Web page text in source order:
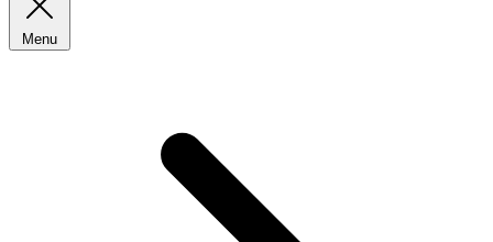
Menu